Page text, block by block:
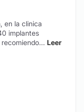
ya sea para
quirúrgico
en la clinica
implantes
Leer